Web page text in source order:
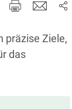
präzise Ziele,
das